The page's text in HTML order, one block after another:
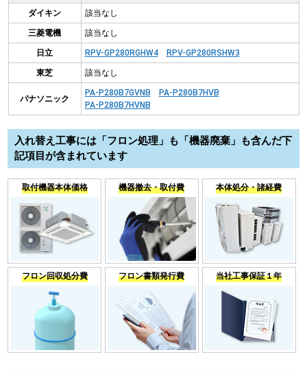
ダイキン 該当なし
三菱電機 該当なし
日立 RPV-GP280RGHW4 RPV-GP280RSHW3
東芝 該当なし
パナソニック
PA-P280B7GVNB
PA-P280B7HVB
PA-P280B7HVNB
入れ替え工事には「フロン処理」も「機器廃棄」も含んだ下
記項目が含まれています
取付機器本体価格 機器撤去・取付費 本体処分・諸経費
フロン回収処分費 フロン書類発行費 当社工事保証１年